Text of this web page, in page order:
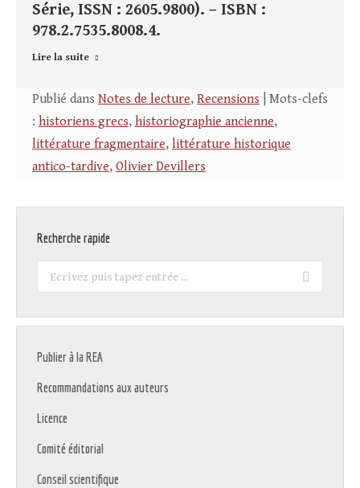
Série, ISSN : 2605.9800). – ISBN :
978.2.7535.8008.4.
Lire la suite
Publié dans Notes de lecture, Recensions | Mots-clefs
: historiens grecs, historiographie ancienne,
littérature fragmentaire, littérature historique
antico-tardive, Olivier Devillers
Recherche rapide
Recherche
Publier à la REA
Recommandations aux auteurs
Licence
Comité éditorial
Conseil scientifique